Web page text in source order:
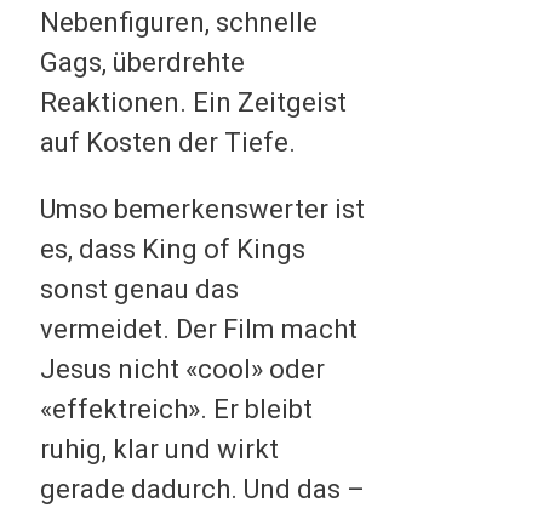
Nebenfiguren, schnelle
Gags, überdrehte
Reaktionen. Ein Zeitgeist
auf Kosten der Tiefe.
Umso bemerkenswerter ist
es, dass King of Kings
sonst genau das
vermeidet. Der Film macht
Jesus nicht «cool» oder
«effektreich». Er bleibt
ruhig, klar und wirkt
gerade dadurch. Und das –